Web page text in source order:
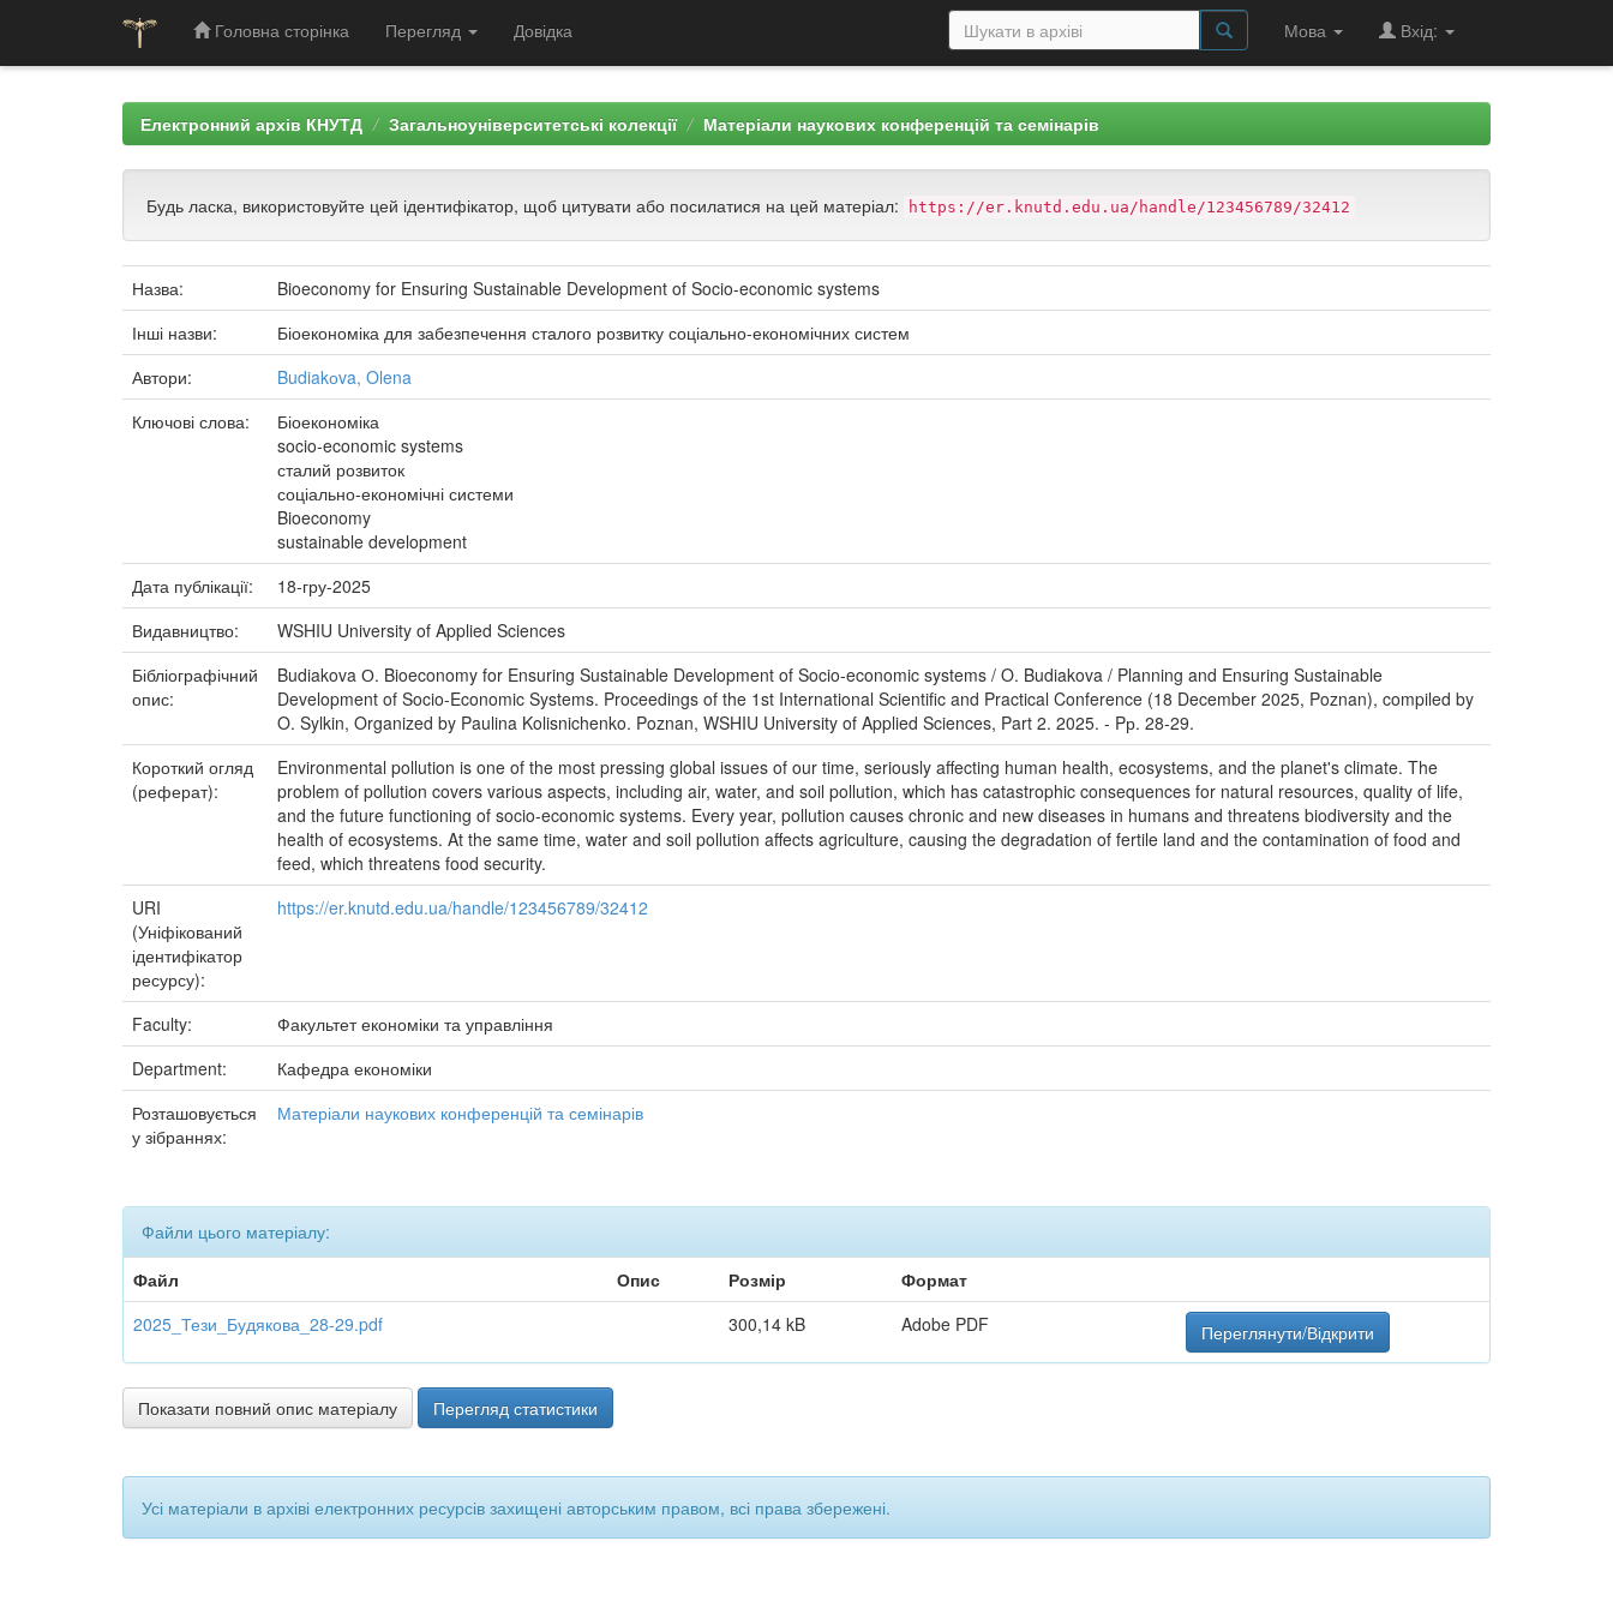
Головна сторінка Перегляд Довідка Мова Вхід:
Електронний архів КНУТД Загальноуніверситетські колекції Матеріали наукових конференцій та семінарів
Будь ласка, використовуйте цей ідентифікатор, щоб цитувати або посилатися на цей матеріал: https://er.knutd.edu.ua/handle/123456789/32412
Назва:
Bioeconomy for Ensuring Sustainable Development of Socio-economic systems
Інші назви:
Біоекономіка для забезпечення сталого розвитку соціально-економічних систем
Автори:
Budiakоva, Olena
Ключові слова:
Біоекономіка
socio-economic systems
сталий розвиток
соціально-економічні системи
Bioeconomy
sustainable development
Дата публікації:
18-гру-2025
Видавництво:
WSHIU University of Applied Sciences
Бібліографічний
опис:
Budiakova О. Bioeconomy for Ensuring Sustainable Development of Socio-economic systems / O. Budiakova / Planning and Ensuring Sustainable
Development of Socio-Economic Systems. Proceedings of the 1st International Scientific and Practical Conference (18 December 2025, Poznan), compiled by
O. Sylkin, Organized by Paulina Kolisnichenko. Poznan, WSHIU University of Applied Sciences, Part 2. 2025. - Pр. 28-29.
Короткий огляд
(реферат):
Environmental pollution is one of the most pressing global issues of our time, seriously affecting human health, ecosystems, and the planet's climate. The
problem of pollution covers various aspects, including air, water, and soil pollution, which has catastrophic consequences for natural resources, quality of life,
and the future functioning of socio-economic systems. Every year, pollution causes chronic and new diseases in humans and threatens biodiversity and the
health of ecosystems. At the same time, water and soil pollution affects agriculture, causing the degradation of fertile land and the contamination of food and
feed, which threatens food security.
URI
(Уніфікований
ідентифікатор
ресурсу):
https://er.knutd.edu.ua/handle/123456789/32412
Faculty:
Факультет економіки та управління
Department:
Кафедра економіки
Розташовується
у зібраннях:
Матеріали наукових конференцій та семінарів
Файли цього матеріалу:
Файл
Опис Розмір
Формат
2025_Тези_Будякова_28-29.pdf
300,14 kB Adobe PDF Переглянути/Відкрити
Показати повний опис матеріалу Перегляд статистики
Усі матеріали в архіві електронних ресурсів захищені авторським правом, всі права збережені.